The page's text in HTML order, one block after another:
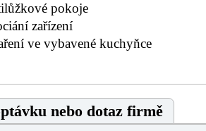
pokoje
zařízení
ve vybavené kuchyňce
nebo dotaz firmě